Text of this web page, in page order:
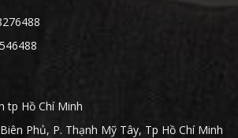
tp Hồ Chí Minh
Phủ, P. Thạnh Mỹ Tây, Tp Hồ Chí Minh